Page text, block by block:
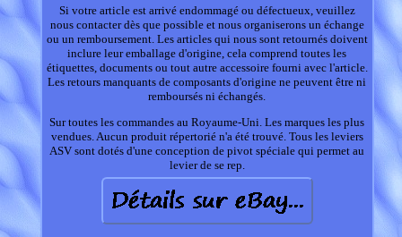
Si votre article est arrivé endommagé ou défectueux, veuillez
nous contacter dès que possible et nous organiserons un échange
ou un remboursement. Les articles qui nous sont retournés doivent
inclure leur emballage d'origine, cela comprend toutes les
étiquettes, documents ou tout autre accessoire fourni avec l'article.
Les retours manquants de composants d'origine ne peuvent être ni
remboursés ni échangés.
Sur toutes les commandes au Royaume-Uni. Les marques les plus
vendues. Aucun produit répertorié n'a été trouvé. Tous les leviers
ASV sont dotés d'une conception de pivot spéciale qui permet au
levier de se rep.